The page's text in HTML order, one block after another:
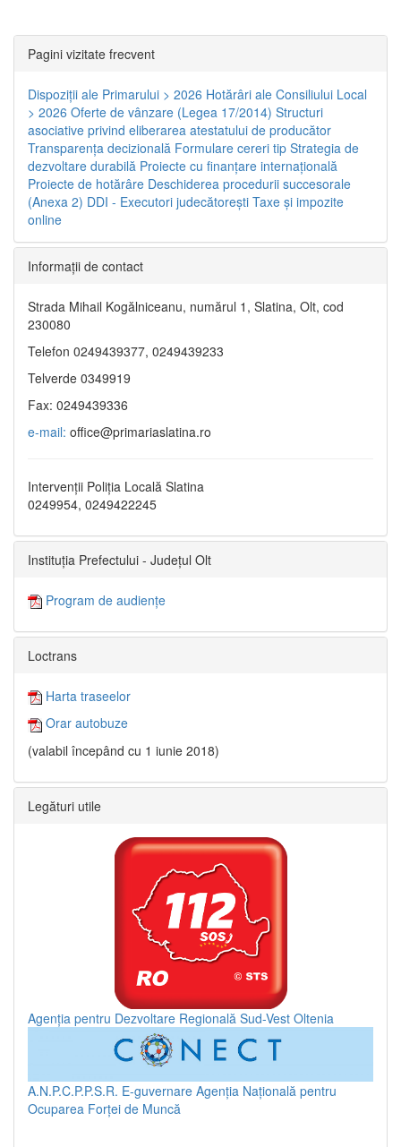
Pagini vizitate frecvent
Dispoziţii ale Primarului > 2026 Hotărâri ale Consiliului Local
> 2026 Oferte de vânzare (Legea 17/2014) Structuri
asociative privind eliberarea atestatului de producător
Transparenţa decizională Formulare cereri tip Strategia de
dezvoltare durabilă Proiecte cu finanţare internaţională
Proiecte de hotărâre Deschiderea procedurii succesorale
(Anexa 2) DDI - Executori judecătorești Taxe şi impozite
online
Informaţii de contact
Strada Mihail Kogălniceanu, numărul 1, Slatina, Olt, cod
230080
Telefon 0249439377, 0249439233
Telverde 0349919
Fax: 0249439336
e-mail: office@primariaslatina.ro
Intervenții Poliția Locală Slatina
0249954, 0249422245
Instituția Prefectului - Județul Olt
Program de audiențe
Loctrans
Harta traseelor
Orar autobuze
(valabil începând cu 1 iunie 2018)
Legături utile
Agenția pentru Dezvoltare Regională Sud-Vest Oltenia
A.N.P.C.P.P.S.R. E-guvernare Agenția Națională pentru
Ocuparea Forței de Muncă